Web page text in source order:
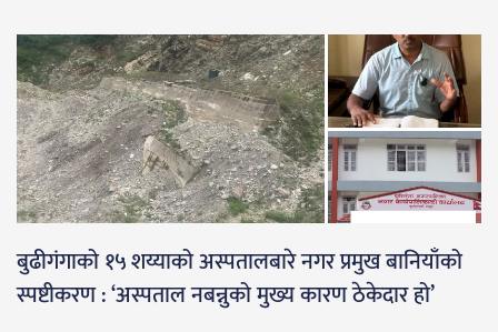
बुढीगंगाको १५ शय्याको अस्पतालबारे नगर प्रमुख बानियाँको
स्पष्टीकरण : ‘अस्पताल नबन्नुको मुख्य कारण ठेकेदार हो’